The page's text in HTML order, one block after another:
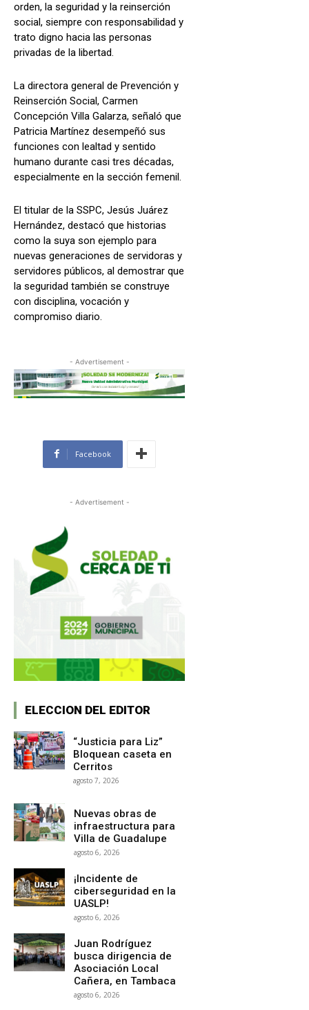
orden, la seguridad y la reinserción
social, siempre con responsabilidad y
trato digno hacia las personas
privadas de la libertad.
La directora general de Prevención y
Reinserción Social, Carmen
Concepción Villa Galarza, señaló que
Patricia Martínez desempeñó sus
funciones con lealtad y sentido
humano durante casi tres décadas,
especialmente en la sección femenil.
El titular de la SSPC, Jesús Juárez
Hernández, destacó que historias
como la suya son ejemplo para
nuevas generaciones de servidoras y
servidores públicos, al demostrar que
la seguridad también se construye
con disciplina, vocación y
compromiso diario.
- Advertisement -
Facebook
- Advertisement -
ELECCION DEL EDITOR
“Justicia para Liz”
Bloquean caseta en
Cerritos
agosto 7, 2026
Nuevas obras de
infraestructura para
Villa de Guadalupe
agosto 6, 2026
¡Incidente de
ciberseguridad en la
UASLP!
agosto 6, 2026
Juan Rodríguez
busca dirigencia de
Asociación Local
Cañera, en Tambaca
agosto 6, 2026